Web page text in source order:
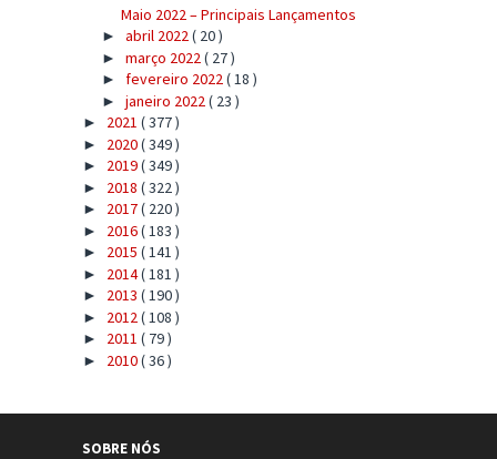
Maio 2022 – Principais Lançamentos
► abril 2022( 20 )
► março 2022 ( 27 )
► fevereiro 2022( 18 )
► janeiro 2022 ( 23 )
► 2021 ( 377 )
► 2020( 349 )
► 2019( 349 )
► 2018 ( 322 )
► 2017( 220 )
► 2016( 183 )
► 2015 ( 141 )
► 2014( 181 )
► 2013 ( 190 )
► 2012 ( 108 )
► 2011 ( 79 )
► 2010( 36 )
SOBRE NÓS